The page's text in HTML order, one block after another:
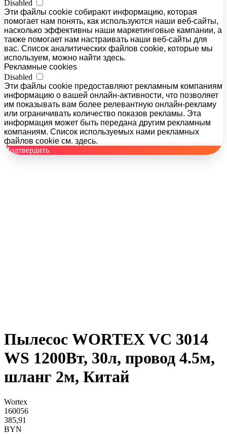
Disabled
Эти файлы cookie собирают информацию, которая
помогает нам понять, как используются наши веб-сайты,
насколько эффективны наши маркетинговые кампании, а
также помогает нам настраивать наши веб-сайты для
вас. Список аналитических файлов cookie, которые мы
используем, можно найти здесь.
Рекламные cookies
Disabled
Эти файлы cookie предоставляют рекламным компаниям
информацию о вашей онлайн-активности, что позволяет
им показывать вам более релевантную онлайн-рекламу
или ограничивать количество показов рекламы. Эта
информация может быть передана другим рекламным
компаниям. Список используемых нами рекламных
файлов cookie см. здесь.
Подтвердить
Пылесос WORTEX VC 3014
WS 1200Вт, 30л, провод 4.5м,
шланг 2м, Китай
Wortex
160056
385,91
BYN